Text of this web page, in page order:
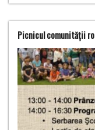
Picnicul comunității